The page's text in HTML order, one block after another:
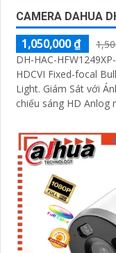
CAMERA DAHUA
1,050,000 ₫
DH-HAC-
HDCVI Fixed-focal
Light. Giám Sát với
chiếu sáng HD